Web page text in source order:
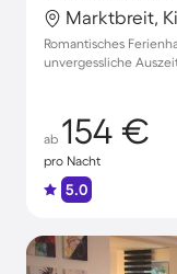
Marktbreit,
Romantisches
unvergessliche
ab 154 €
pro Nacht
5.0